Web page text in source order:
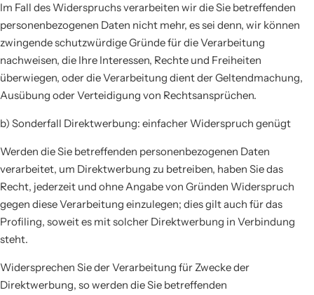
Im Fall des Widerspruchs verarbeiten wir die Sie betreffenden
personenbezogenen Daten nicht mehr, es sei denn, wir können
zwingende schutzwürdige Gründe für die Verarbeitung
nachweisen, die Ihre Interessen, Rechte und Freiheiten
überwiegen, oder die Verarbeitung dient der Geltendmachung,
Ausübung oder Verteidigung von Rechtsansprüchen.
b) Sonderfall Direktwerbung: einfacher Widerspruch genügt
Werden die Sie betreffenden personenbezogenen Daten
verarbeitet, um Direktwerbung zu betreiben, haben Sie das
Recht, jederzeit und ohne Angabe von Gründen Widerspruch
gegen diese Verarbeitung einzulegen; dies gilt auch für das
Profiling, soweit es mit solcher Direktwerbung in Verbindung
steht.
Widersprechen Sie der Verarbeitung für Zwecke der
Direktwerbung, so werden die Sie betreffenden